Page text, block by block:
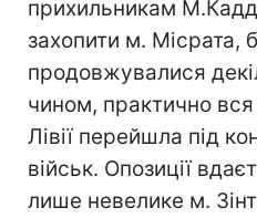
прихильникам
захопити м. Місрата,
продовжувалися
чином, практично вся
Лівії перейшла під
військ. Опозиції
лише невелике м.